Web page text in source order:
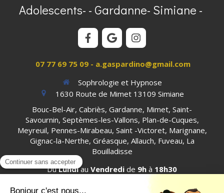
Adolescents- - Gardanne- Simiane -
07 77 69 75 09 - a.gaspardino@gmail.com
Sophrologie et Hypnose
1630 Route de Mimet 13109 Simiane
Bouc-Bel-Air, Cabriès, Gardanne, Mimet, Saint-
Savournin, Septèmes-les-Vallons, Plan-de-Cuques,
Meyreuil, Pennes-Mirabeau, Saint -Victoret, Marignane,
Gignac-la-Nerthe, Gréasque, Allauch, Fuveau, La
Bouilladisse
DuLundiau Vendredi de 9h à 18h30